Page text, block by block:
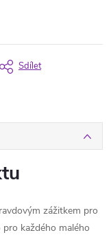
Sdílet
zážitkem pro
každého malého